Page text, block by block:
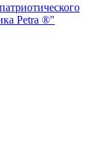
Petra ®"